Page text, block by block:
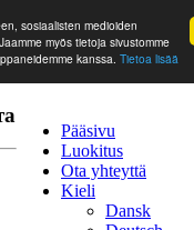
sosiaalisten medioiden
myös tietoja sivustomme
kanssa. Tietoa lisää
Pääsivu
Luokitus
Ota yhteyttä
Kieli
Dansk